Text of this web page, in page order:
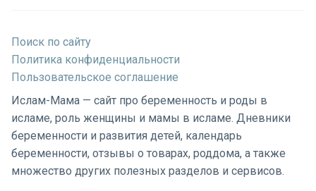
Поиск по сайту
Политика конфиденциальности
Пользовательское соглашение
Ислам-Мама — сайт про беременность и роды в
исламе, роль женщины и мамы в исламе. Дневники
беременности и развития детей, календарь
беременности, отзывы о товарах, роддома, а также
множество других полезных разделов и сервисов.